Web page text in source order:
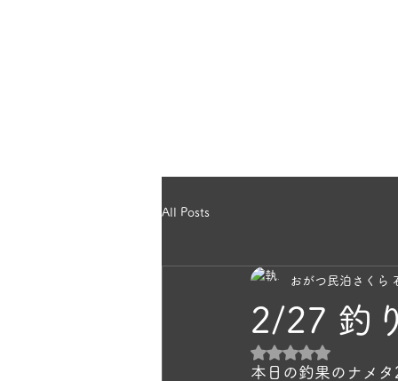
All Posts
2/27 釣
おがつ民泊さくら
5つ星のうちNaN
本日の釣果のナメ